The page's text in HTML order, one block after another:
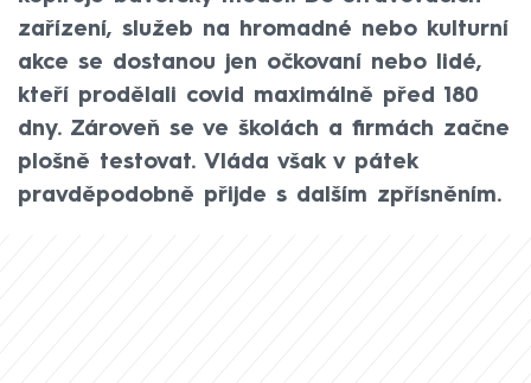
zařízení, služeb na hromadné nebo kulturní
akce se dostanou jen očkovaní nebo lidé,
kteří prodělali covid maximálně před 180
dny. Zároveň se ve školách a firmách začne
plošně testovat. Vláda však v pátek
pravděpodobně přijde s dalším zpřísněním.